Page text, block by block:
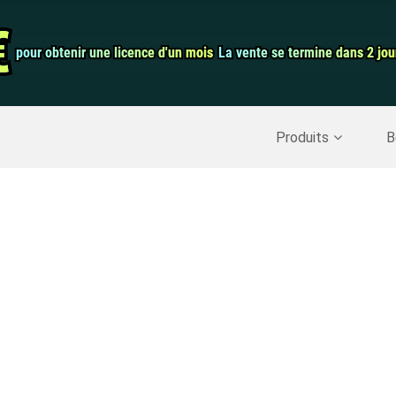
pour obtenir une licence d'un mois
pour obtenir une licence d'un mois La vente se termine dans 2
La vente se termine dans 2
Produits